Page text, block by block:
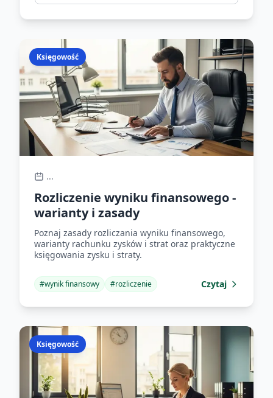
Księgowość
...
Rozliczenie wyniku finansowego -
warianty i zasady
Poznaj zasady rozliczania wyniku finansowego,
warianty rachunku zysków i strat oraz praktyczne
księgowania zysku i straty.
#wynik finansowy #rozliczenie Czytaj
Księgowość